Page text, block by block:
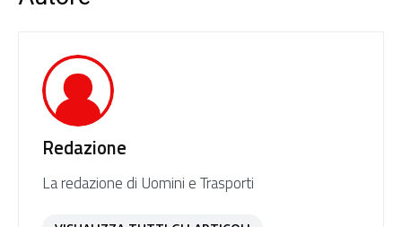
Redazione
La redazione di Uomini e Trasporti